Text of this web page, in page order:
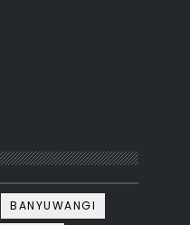
BANYUWANGI